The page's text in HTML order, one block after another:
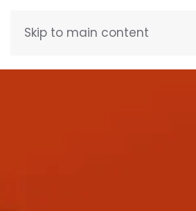
Skip to main content